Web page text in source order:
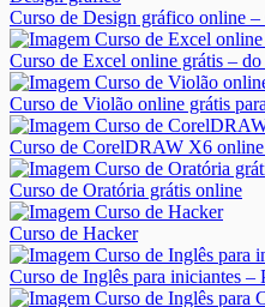
Curso de Design gráfico online
Curso de Excel online grátis –
Curso de Violão online grátis
Curso de CorelDRAW X6 online
Curso de Oratória grátis online
Curso de Hacker
Curso de Inglês para iniciantes –